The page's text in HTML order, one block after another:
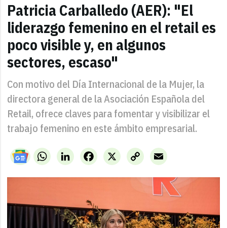
Patricia Carballedo (AER): "El
liderazgo femenino en el retail es
poco visible y, en algunos
sectores, escaso"
Con motivo del Día Internacional de la Mujer, la
directora general de la Asociación Española del
Retail, ofrece claves para fomentar y visibilizar el
trabajo femenino en este ámbito empresarial.
WhatsAppLinkedIn X
Facebook
Copy
Link
Email